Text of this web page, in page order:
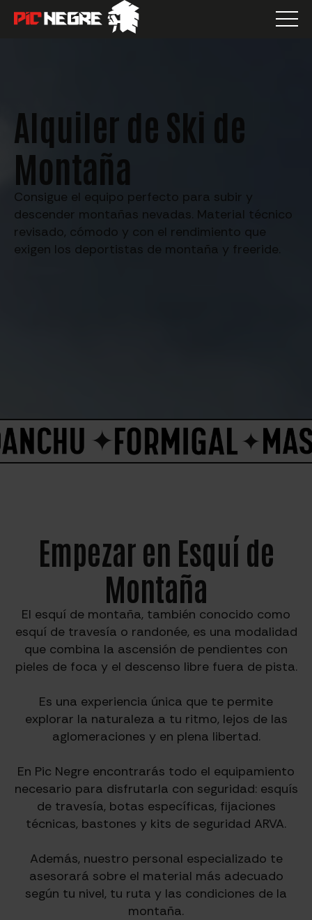
Alquiler de Ski de
Montaña
Consigue el equipo perfecto para subir y
descender montañas nevadas. Material técnico
revisado, cómodo y con el rendimiento que
exigen los deportistas de montaña y freeride.
Empezar en Esquí de
Montaña
El esquí de montaña, también conocido como
esquí de travesía o randonée, es una modalidad
que combina la ascensión de pendientes con
pieles de foca y el descenso libre fuera de pista.
Es una experiencia única que te permite
explorar la naturaleza a tu ritmo, lejos de las
aglomeraciones y en plena libertad.
En Pic Negre encontrarás todo el equipamiento
necesario para disfrutarla con seguridad: esquís
de travesía, botas específicas, fijaciones
técnicas, bastones y kits de seguridad ARVA.
Además, nuestro personal especializado te
asesorará sobre el material más adecuado
según tu nivel, tu ruta y las condiciones de la
montaña.